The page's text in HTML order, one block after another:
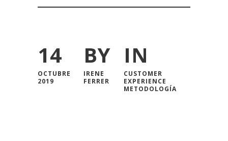
14
OCTUBRE
2019
BY
IRENE
FERRER
IN
CUSTOMER
EXPERIENCE
METODOLOGÍA